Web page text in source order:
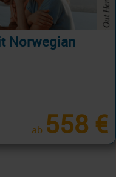
227 €
am 28.11.26